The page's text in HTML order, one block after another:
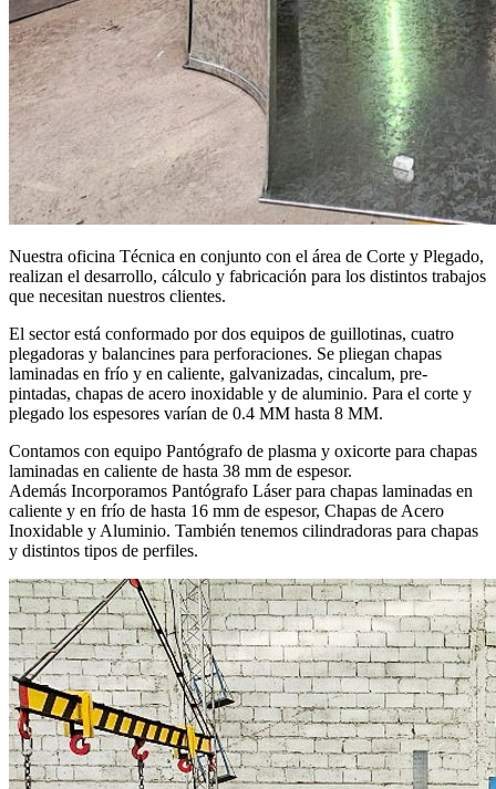
Nuestra oficina Técnica en conjunto con el área de Corte y Plegado,
realizan el desarrollo, cálculo y fabricación para los distintos trabajos
que necesitan nuestros clientes.
El sector está conformado por dos equipos de guillotinas, cuatro
plegadoras y balancines para perforaciones. Se pliegan chapas
laminadas en frío y en caliente, galvanizadas, cincalum, pre-
pintadas, chapas de acero inoxidable y de aluminio. Para el corte y
plegado los espesores varían de 0.4 MM hasta 8 MM.
Contamos con equipo Pantógrafo de plasma y oxicorte para chapas
laminadas en caliente de hasta 38 mm de espesor.
Además Incorporamos Pantógrafo Láser para chapas laminadas en
caliente y en frío de hasta 16 mm de espesor, Chapas de Acero
Inoxidable y Aluminio. También tenemos cilindradoras para chapas
y distintos tipos de perfiles.